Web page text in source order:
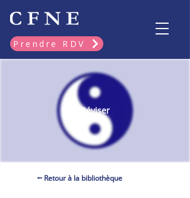
Prendre RDV
Réviser
⭠ Retour à la bibliothèque